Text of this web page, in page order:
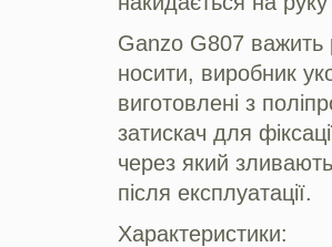
Ganzo G807 важить
носити, виробник
виготовлені з
затискач для
через який
після експлуатації.
Характеристики: